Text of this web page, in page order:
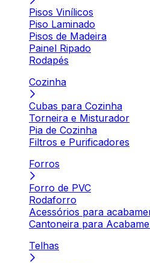
Pisos Vinílicos
Piso Laminado
Pisos de Madeira
Painel Ripado
Rodapés
Cozinha
Cubas para Cozinha
Torneira e Misturador
Pia de Cozinha
Filtros e Purificadores
Forros
Forro de PVC
Rodaforro
Acessórios para
Cantoneira para
Telhas